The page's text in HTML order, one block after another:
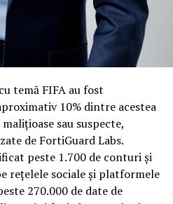
oaspeților cere
obișnuită, o cameră de hotel
intensă: oaspeți diferiți,
zilnică, uneori mai multe
săptămână. Această
pune presiune reală pe
este printre primele
ales în zona din jurul
temă FIFA au fost
10% dintre acestea
sau suspecte,
de FortiGuard Labs.
peste 1.700 de conturi și
rețelele sociale și platformele
270.000 de date de